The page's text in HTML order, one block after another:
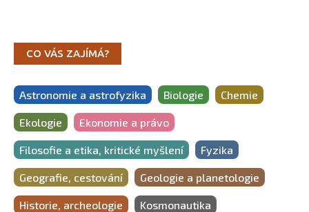
CO VÁS ZAJÍMÁ?
Astronomie a astrofyzika Biologie Chemie
Ekologie Ekonomie a právo
Filosofie a etika, kritické myšlení Fyzika
Geografie, cestování Geologie a planetologie
Historie, archeologie Kosmonautika